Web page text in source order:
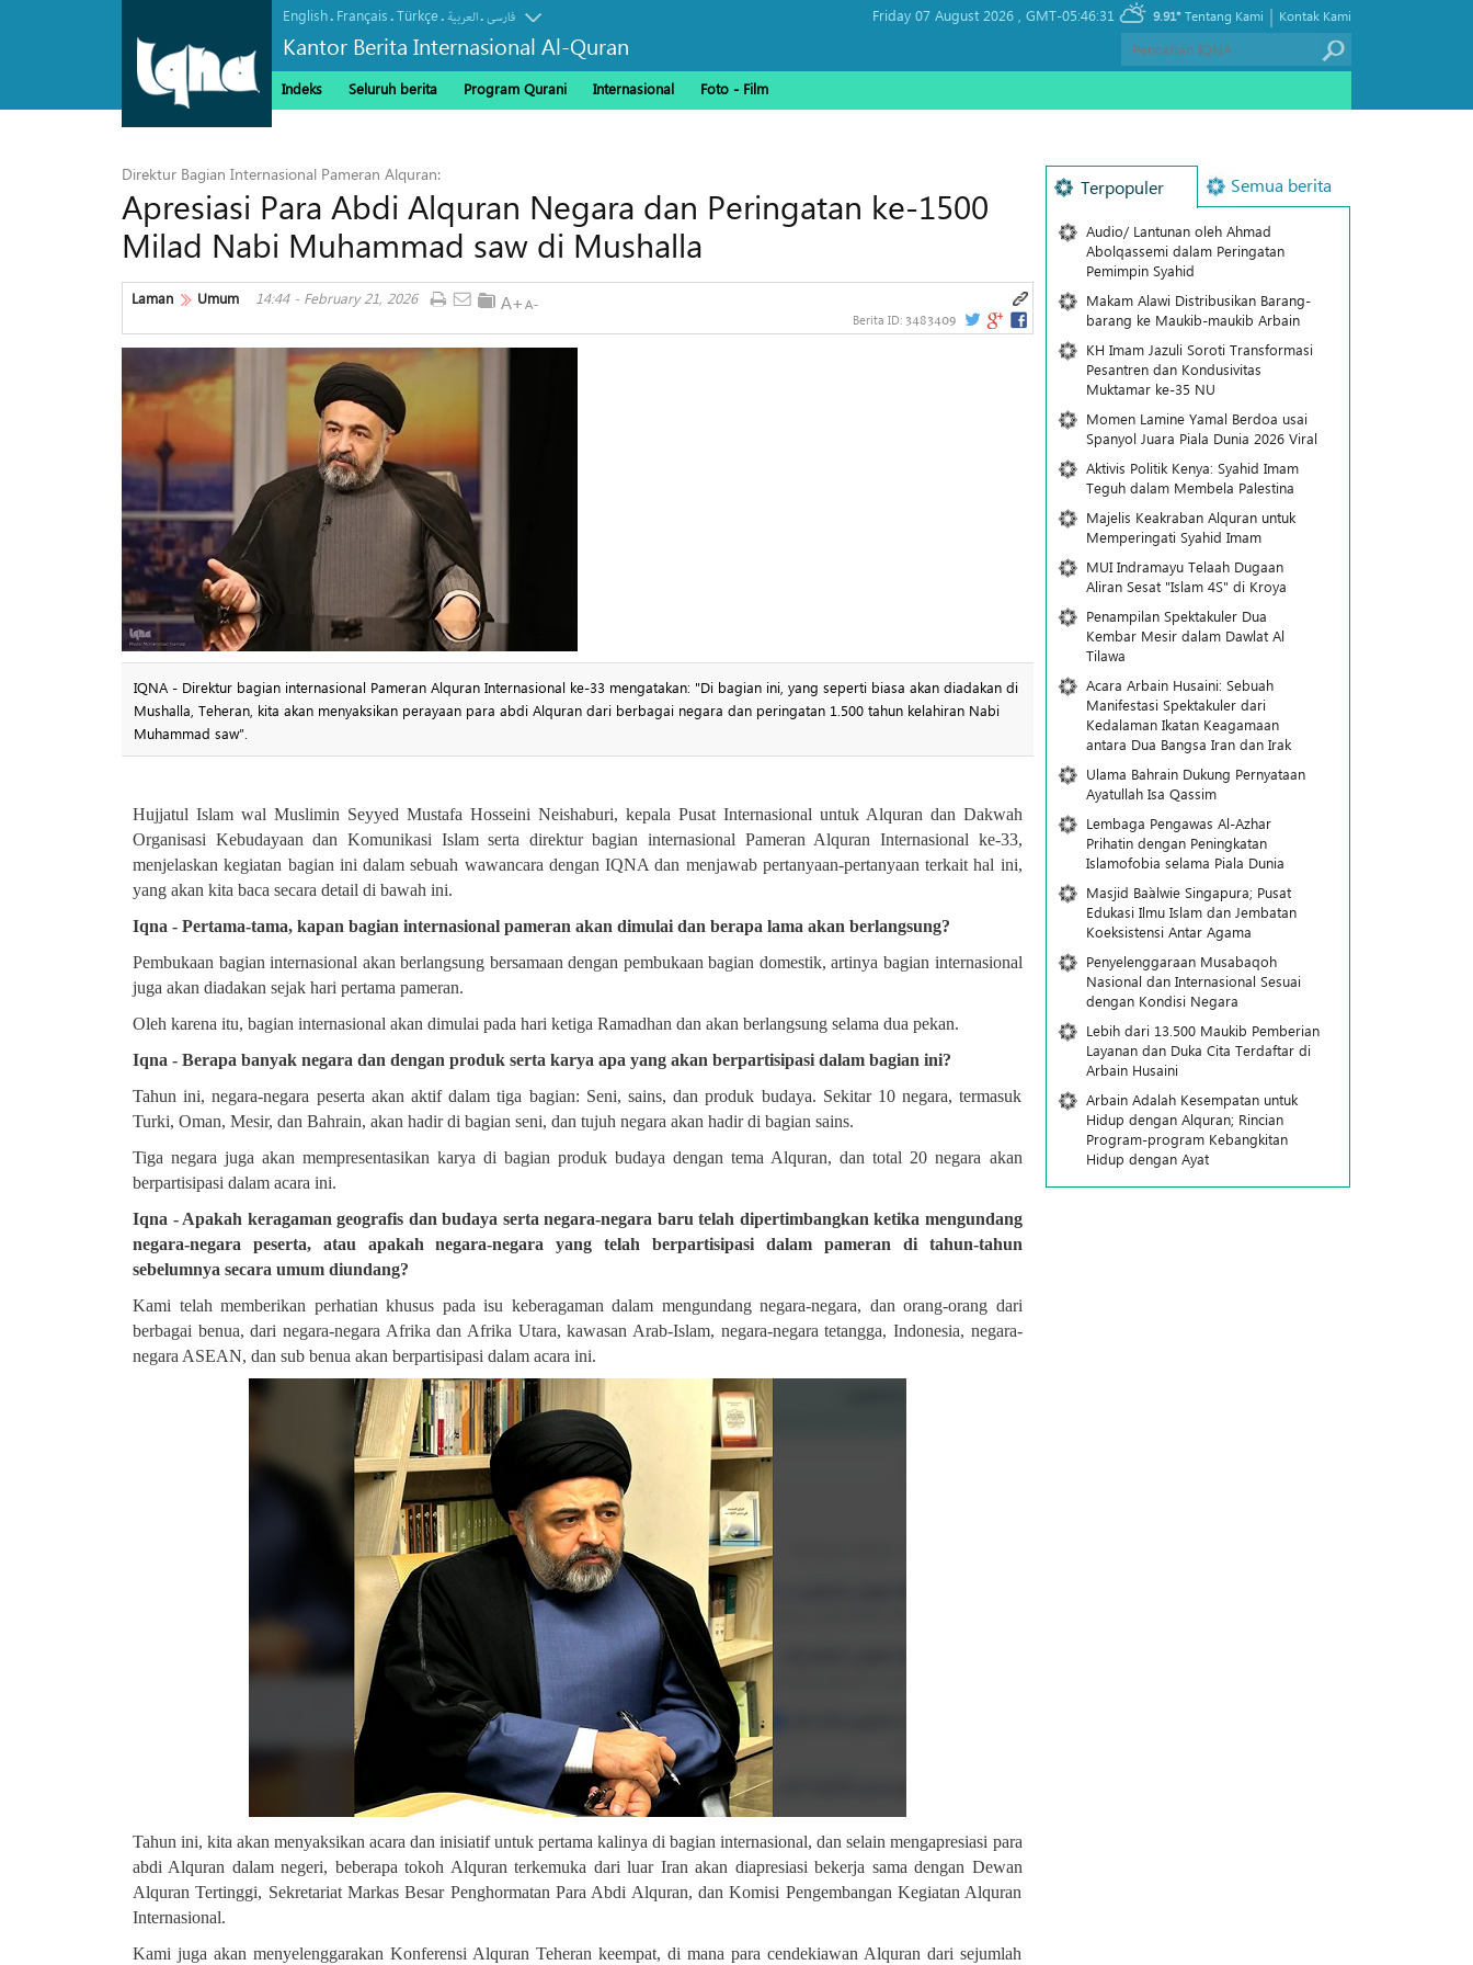
English. Français.Türkçe. العربیة.فارسی
Kantor Berita Internasional Al-Quran
Friday 07 August 2026 , GMT-05:46:31 9.91° Kontak Kami
|
Tentang Kami
Indeks Seluruh berita Program Qurani Internasional Foto - Film
Direktur Bagian Internasional Pameran Alquran:
Apresiasi Para Abdi Alquran Negara dan Peringatan ke-1500
Milad Nabi Muhammad saw di Mushalla
Laman Umum 14:44 - February 21, 2026
Berita ID: 3483409
IQNA - Direktur bagian internasional Pameran Alquran Internasional ke-33 mengatakan: "Di bagian ini, yang seperti biasa akan diadakan di
Mushalla, Teheran, kita akan menyaksikan perayaan para abdi Alquran dari berbagai negara dan peringatan 1.500 tahun kelahiran Nabi
Muhammad saw”.
Hujjatul Islam wal Muslimin Seyyed Mustafa Hosseini Neishaburi, kepala Pusat Internasional untuk Alquran dan Dakwah
Organisasi Kebudayaan dan Komunikasi Islam serta direktur bagian internasional Pameran Alquran Internasional ke-33,
menjelaskan kegiatan bagian ini dalam sebuah wawancara dengan IQNA dan menjawab pertanyaan-pertanyaan terkait hal ini,
yang akan kita baca secara detail di bawah ini.
Iqna - Pertama-tama, kapan bagian internasional pameran akan dimulai dan berapa lama akan berlangsung?
Pembukaan bagian internasional akan berlangsung bersamaan dengan pembukaan bagian domestik, artinya bagian internasional
juga akan diadakan sejak hari pertama pameran.
Oleh karena itu, bagian internasional akan dimulai pada hari ketiga Ramadhan dan akan berlangsung selama dua pekan.
Iqna - Berapa banyak negara dan dengan produk serta karya apa yang akan berpartisipasi dalam bagian ini?
Tahun ini, negara-negara peserta akan aktif dalam tiga bagian: Seni, sains, dan produk budaya. Sekitar 10 negara, termasuk
Turki, Oman, Mesir, dan Bahrain, akan hadir di bagian seni, dan tujuh negara akan hadir di bagian sains.
Tiga negara juga akan mempresentasikan karya di bagian produk budaya dengan tema Alquran, dan total 20 negara akan
berpartisipasi dalam acara ini.
Iqna - Apakah keragaman geografis dan budaya serta negara-negara baru telah dipertimbangkan ketika mengundang
negara-negara peserta, atau apakah negara-negara yang telah berpartisipasi dalam pameran di tahun-tahun
sebelumnya secara umum diundang?
Kami telah memberikan perhatian khusus pada isu keberagaman dalam mengundang negara-negara, dan orang-orang dari
berbagai benua, dari negara-negara Afrika dan Afrika Utara, kawasan Arab-Islam, negara-negara tetangga, Indonesia, negara-
negara ASEAN, dan sub benua akan berpartisipasi dalam acara ini.
Tahun ini, kita akan menyaksikan acara dan inisiatif untuk pertama kalinya di bagian internasional, dan selain mengapresiasi para
abdi Alquran dalam negeri, beberapa tokoh Alquran terkemuka dari luar Iran akan diapresiasi bekerja sama dengan Dewan
Alquran Tertinggi, Sekretariat Markas Besar Penghormatan Para Abdi Alquran, dan Komisi Pengembangan Kegiatan Alquran
Internasional.
Kami juga akan menyelenggarakan Konferensi Alquran Teheran keempat, di mana para cendekiawan Alquran dari sejumlah
Terpopuler Semua berita
Audio/ Lantunan oleh Ahmad
Abolqassemi dalam Peringatan
Pemimpin Syahid
Makam Alawi Distribusikan Barang-
barang ke Maukib-maukib Arbain
KH Imam Jazuli Soroti Transformasi
Pesantren dan Kondusivitas
Muktamar ke-35 NU
Momen Lamine Yamal Berdoa usai
Spanyol Juara Piala Dunia 2026 Viral
Aktivis Politik Kenya: Syahid Imam
Teguh dalam Membela Palestina
Majelis Keakraban Alquran untuk
Memperingati Syahid Imam
MUI Indramayu Telaah Dugaan
Aliran Sesat "Islam 4S" di Kroya
Penampilan Spektakuler Dua
Kembar Mesir dalam Dawlat Al
Tilawa
Acara Arbain Husaini: Sebuah
Manifestasi Spektakuler dari
Kedalaman Ikatan Keagamaan
antara Dua Bangsa Iran dan Irak
Ulama Bahrain Dukung Pernyataan
Ayatullah Isa Qassim
Lembaga Pengawas Al-Azhar
Prihatin dengan Peningkatan
Islamofobia selama Piala Dunia
Masjid Ba`alwie Singapura; Pusat
Edukasi Ilmu Islam dan Jembatan
Koeksistensi Antar Agama
Penyelenggaraan Musabaqoh
Nasional dan Internasional Sesuai
dengan Kondisi Negara
Lebih dari 13.500 Maukib Pemberian
Layanan dan Duka Cita Terdaftar di
Arbain Husaini
Arbain Adalah Kesempatan untuk
Hidup dengan Alquran; Rincian
Program-program Kebangkitan
Hidup dengan Ayat